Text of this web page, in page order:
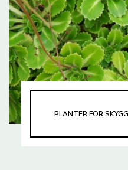
PLANTER FOR